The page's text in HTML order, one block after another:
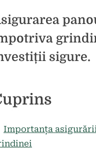
sigure.
la
panourilor
Importanța